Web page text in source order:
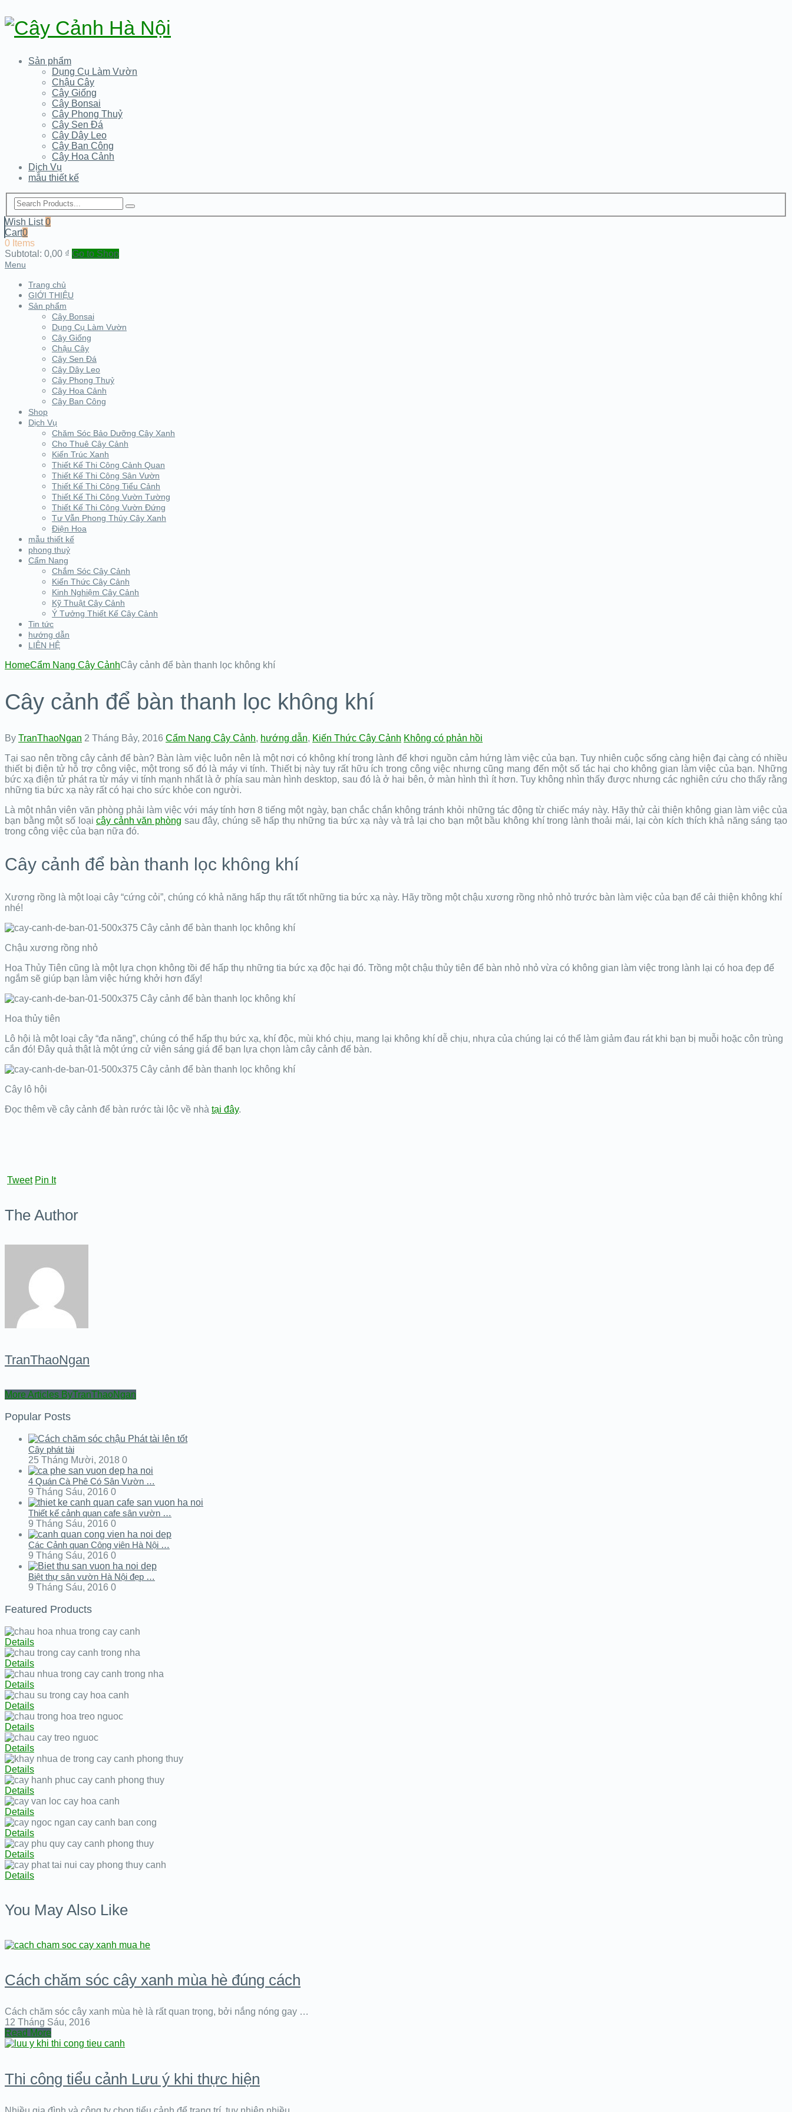
Sản phẩm
Dụng Cụ Làm Vườn
Chậu Cây
Cây Giống
Cây Bonsai
Cây Phong Thuỷ
Cây Sen Đá
Cây Dây Leo
Cây Ban Công
Cây Hoa Cảnh
Dịch Vụ
mẫu thiết kế
Wish List0
Cart0
0 Items
Subtotal: 0,00 ₫ Go to Shop
Menu
Trang chủ
GIỚI THIỆU
Sản phẩm
Cây Bonsai
Dụng Cụ Làm Vườn
Cây Giống
Chậu Cây
Cây Sen Đá
Cây Dây Leo
Cây Phong Thuỷ
Cây Hoa Cảnh
Cây Ban Công
Shop
Dịch Vụ
Chăm Sóc Bảo Dưỡng Cây Xanh
Cho Thuê Cây Cảnh
Kiến Trúc Xanh
Thiết Kế Thi Công Cảnh Quan
Thiết Kế Thi Công Sân Vườn
Thiết Kế Thi Công Tiểu Cảnh
Thiết Kế Thi Công Vườn Tường
Thiết Kế Thi Công Vườn Đứng
Tư Vẫn Phong Thủy Cây Xanh
Điện Hoa
mẫu thiết kế
phong thuỷ
Cẩm Nang
Chắm Sóc Cây Cảnh
Kiến Thức Cây Cảnh
Kinh Nghiệm Cây Cảnh
Kỹ Thuật Cây Cảnh
Ý Tưởng Thiết Kế Cây Cảnh
Tin tức
hướng dẫn
LIÊN HỆ
HomeCẩm Nang Cây CảnhCây cảnh để bàn thanh lọc không khí
Cây cảnh để bàn thanh lọc không khí
By TranThaoNgan 2 Tháng Bảy, 2016 Cẩm Nang Cây Cảnh, hướng dẫn, Kiến Thức Cây Cảnh Không có phản hồi
Tại sao nên trồng cây cảnh để bàn? Bàn làm việc luôn nên là một nơi có không khí trong lành để khơi nguồn cảm hứng làm việc của bạn. Tuy nhiên cuộc sống càng hiện đại càng có nhiều
thiết bị điện tử hỗ trợ công việc, một trong số đó là máy vi tính. Thiết bị này tuy rất hữu ích trong công việc nhưng cũng mang đến một số tác hại cho không gian làm việc của bạn. Những
bức xạ điện tử phát ra từ máy vi tính mạnh nhất là ở phía sau màn hình desktop, sau đó là ở hai bên, ở màn hình thì ít hơn. Tuy không nhìn thấy được nhưng các nghiên cứu cho thấy rằng
những tia bức xạ này rất có hại cho sức khỏe con người.
Là một nhân viên văn phòng phải làm việc với máy tính hơn 8 tiếng một ngày, bạn chắc chắn không tránh khỏi những tác động từ chiếc máy này. Hãy thử cải thiện không gian làm việc của
bạn bằng một số loạicây cảnh văn phòng sau đây, chúng sẽ hấp thụ những tia bức xạ này và trả lại cho bạn một bầu không khí trong lành thoải mái, lại còn kích thích khả năng sáng tạo
trong công việc của bạn nữa đó.
Cây cảnh để bàn thanh lọc không khí
Xương rồng là một loại cây “cứng cỏi”, chúng có khả năng hấp thụ rất tốt những tia bức xạ này. Hãy trồng một chậu xương rồng nhỏ nhỏ trước bàn làm việc của bạn để cải thiện không khí
nhé!
Chậu xương rồng nhỏ
Hoa Thủy Tiên cũng là một lựa chọn không tồi để hấp thụ những tia bức xạ độc hại đó. Trồng một chậu thủy tiên để bàn nhỏ nhỏ vừa có không gian làm việc trong lành lại có hoa đẹp để
ngắm sẽ giúp bạn làm việc hứng khởi hơn đấy!
Hoa thủy tiên
Lô hội là một loại cây “đa năng”, chúng có thể hấp thụ bức xạ, khí độc, mùi khó chịu, mang lại không khí dễ chịu, nhựa của chúng lại có thể làm giảm đau rát khi bạn bị muỗi hoặc côn trùng
cắn đó! Đây quả thật là một ứng cử viên sáng giá để bạn lựa chọn làm cây cảnh để bàn.
Cây lô hội
Đọc thêm về cây cảnh để bàn rước tài lộc về nhà tại đây.
Tweet Pin It
The Author
TranThaoNgan
More Articles ByTranThaoNgan
Popular Posts
Cây phát tài
25 Tháng Mười, 2018 0
4 Quán Cà Phê Có Sân Vườn …
9 Tháng Sáu, 2016 0
Thiết kế cảnh quan cafe sân vườn …
9 Tháng Sáu, 2016 0
Các Cảnh quan Công viên Hà Nội …
9 Tháng Sáu, 2016 0
Biệt thự sân vườn Hà Nội đẹp …
9 Tháng Sáu, 2016 0
Featured Products
Details
Details
Details
Details
Details
Details
Details
Details
Details
Details
Details
Details
You May Also Like
Cách chăm sóc cây xanh mùa hè đúng cách
Cách chăm sóc cây xanh mùa hè là rất quan trọng, bởi nắng nóng gay …
12 Tháng Sáu, 2016
Read More
Thi công tiểu cảnh Lưu ý khi thực hiện